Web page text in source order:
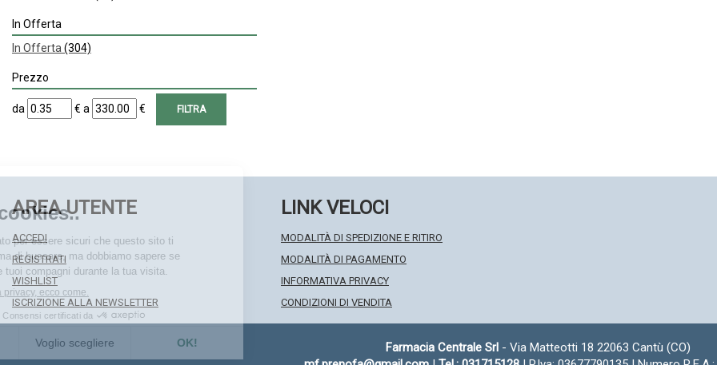
In Offerta
In Offerta (304)
Prezzo
filtra
da
da €
filtra
a
a €
AREA UTENTE
ACCEDI
REGISTRATI
WISHLIST
ISCRIZIONE ALLA NEWSLETTER
LINK VELOCI
MODALITÀ DI SPEDIZIONE E RITIRO
MODALITÀ DI PAGAMENTO
INFORMATIVA PRIVACY
CONDIZIONI DI VENDITA
Farmacia Centrale Srl- Via Matteotti 18 22063 Cantù (CO)